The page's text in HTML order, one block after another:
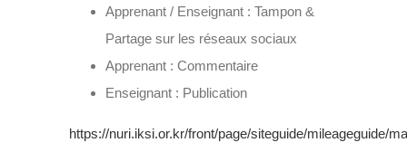
Apprenant / Enseignant : Tampon &
Partage sur les réseaux sociaux
Apprenant : Commentaire
Enseignant : Publication
https://nuri.iksi.or.kr/front/page/siteguide/mileageguide/